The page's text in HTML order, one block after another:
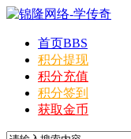
首页BBS
积分提现
积分充值
积分签到
获取金币